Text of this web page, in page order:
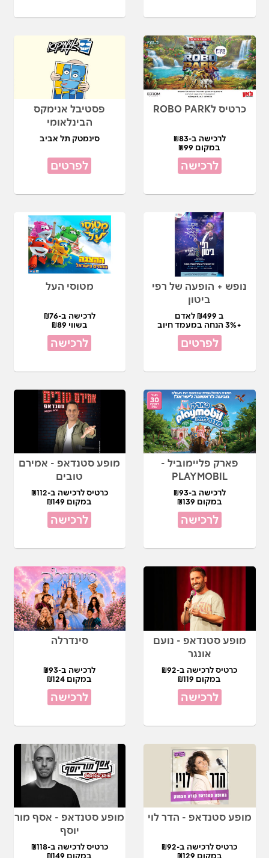
כרטיס לROBO PARK
לרכישה ב-₪83
במקום ₪99
לרכישה
פסטיבל אנימקס
הבינלאומי
סינמטק תל אביב
לפרטים
נופש + הופעה של רפי
ביטון
ב ₪499 לאדם
+3% הנחה במעמד חיוב
לפרטים
מטוסי העל
לרכישה ב-₪76
בשווי ₪89
לרכישה
פארק פליימוביל -
PLAYMOBIL
לרכישה ב-₪93
במקום ₪139
לרכישה
מופע סטנדאפ - אמירם
טובים
כרטיס לרכישה ב-₪112
במקום ₪149
לרכישה
מופע סטנדאפ - נועם
אונגר
כרטיס לרכישה ב-₪92
במקום ₪119
לרכישה
סינדרלה
לרכישה ב-₪93
במקום ₪124
לרכישה
מופע סטנדאפ - הדר לוי
כרטיס לרכישה ב-₪92
במקום ₪129
מופע סטנדאפ - אסף מור
יוסף
כרטיס לרכישה ב-₪118
במקום ₪149